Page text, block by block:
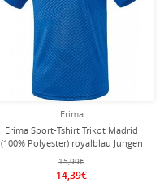
Erima
Erima Sport-Tshirt Trikot Madrid
(100% Polyester) royalblau Jungen
15,99€
14,39€